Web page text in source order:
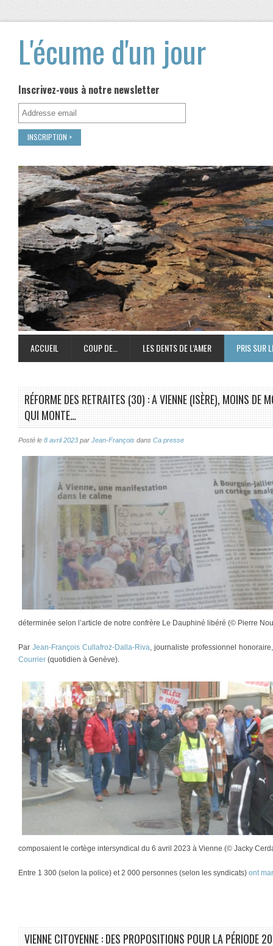
L'écume d'un jour
Inscrivez-vous à notre newsletter
ACCUEIL COUP DE… LES DENTS DE L’AMER PRIS SUR
RÉFORME DES RETRAITES (30) : A VIENNE (ISÈRE), MOINS DE
QUI MONTE…
Posté le 8 avril 2023 par Jean-François dans Ca presse
déterminée selon l’article de notre confrère Le Dauphiné libéré (© Pierre
Par Jean-François Cullafroz-Dalla-Riva , journaliste professionnel
Courrier (quotidien à Genève).
composaient le cortège intersyndical du 6 avril 2023 à Vienne (© Jacky
Entre 1 300 (selon la police) et 2 000 personnes (selon les syndicats) ont
VIENNE CITOYENNE : DES PROPOSITIONS POUR LA PÉRIODE